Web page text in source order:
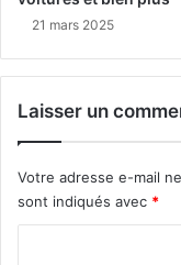
21 mars 2025
Laisser un
Votre adresse e-mail
sont indiqués avec *